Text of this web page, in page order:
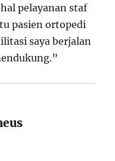
pelayanan staf
pasien ortopedi
saya berjalan